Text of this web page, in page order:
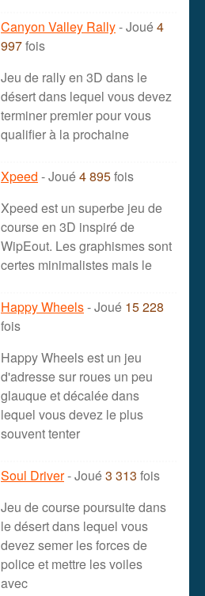
Canyon Valley Rally- Joué4
997fois
Jeu de rally en 3D dans le
désert dans lequel vous devez
terminer premier pour vous
qualifier à la prochaine
Xpeed - Joué4 895fois
Xpeed est un superbe jeu de
course en 3D inspiré de
WipEout. Les graphismes sont
certes minimalistes mais le
Happy Wheels- Joué 15 228
fois
Happy Wheels est un jeu
d'adresse sur roues un peu
glauque et décalée dans
lequel vous devez le plus
souvent tenter
Soul Driver- Joué3 313 fois
Jeu de course poursuite dans
le désert dans lequel vous
devez semer les forces de
police et mettre les voiles
avec